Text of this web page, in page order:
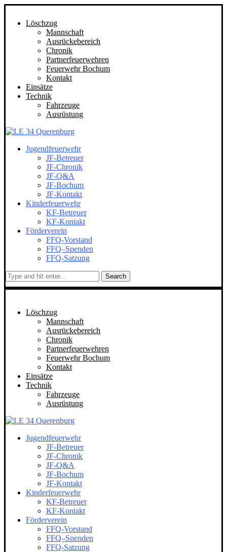
Löschzug
Mannschaft
Ausrückebereich
Chronik
Partnerfeuerwehren
Feuerwehr Bochum
Kontakt
Einsätze
Technik
Fahrzeuge
Ausrüstung
Jugendfeuerwehr
JF-Betreuer
JF-Chronik
JF-Q&A
JF-Bochum
JF-Kontakt
Kinderfeuerwehr
KF-Betreuer
KF-Kontakt
Förderverein
FFQ-Vorstand
FFQ–Spenden
FFQ-Satzung
Search
Löschzug
Mannschaft
Ausrückebereich
Chronik
Partnerfeuerwehren
Feuerwehr Bochum
Kontakt
Einsätze
Technik
Fahrzeuge
Ausrüstung
Jugendfeuerwehr
JF-Betreuer
JF-Chronik
JF-Q&A
JF-Bochum
JF-Kontakt
Kinderfeuerwehr
KF-Betreuer
KF-Kontakt
Förderverein
FFQ-Vorstand
FFQ–Spenden
FFQ-Satzung